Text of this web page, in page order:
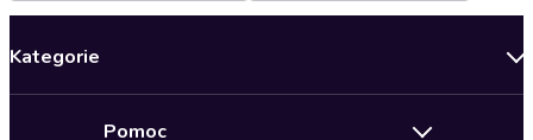
Kategorie
Pomoc